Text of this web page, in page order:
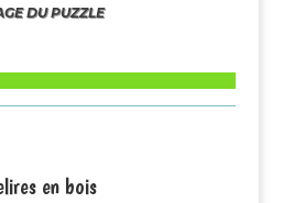
DU PUZZLE
en bois